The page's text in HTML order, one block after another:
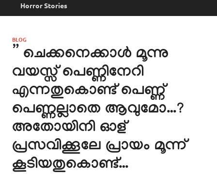
Horror Stories
BLOG
” ചെക്കനെക്കാൾ മൂന്നു
വയസ്സ് പെണ്ണിനേറി
എന്നതുകൊണ്ട് പെണ്ണ്
പെണ്ണല്ലാതെ ആവുമോ…?
അതോയിനി ഓള്
പ്രസവിക്കൂലേ പ്രായം മൂന്ന്
കൂടിയതുകൊണ്ട്…